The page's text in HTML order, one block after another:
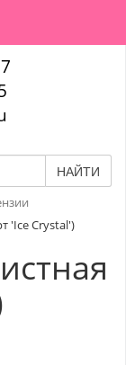
НАЙТИ
'Ice Crystal')